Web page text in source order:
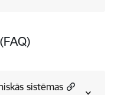
sistēmas